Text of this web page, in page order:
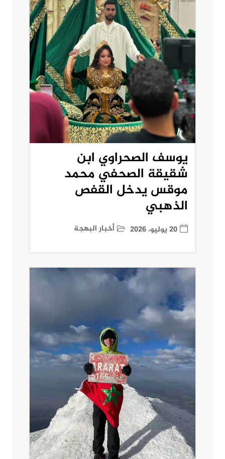
يوسف الصحراوي ابن
شقيقة الصحفي محمد
موقس يدخل القفص
الذهبي
20 يوليو، 2026 أخبار البهجة